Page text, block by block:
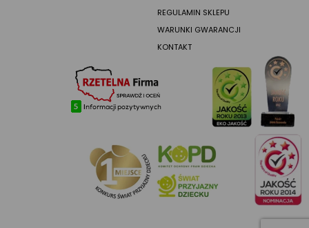
REGULAMIN SKLEPU
WARUNKI GWARANCJI
KONTAKT